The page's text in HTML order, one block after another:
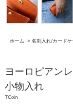
ホーム > 名刺入れ/カードケ
ヨーロピアン
小物入れ
TCoin